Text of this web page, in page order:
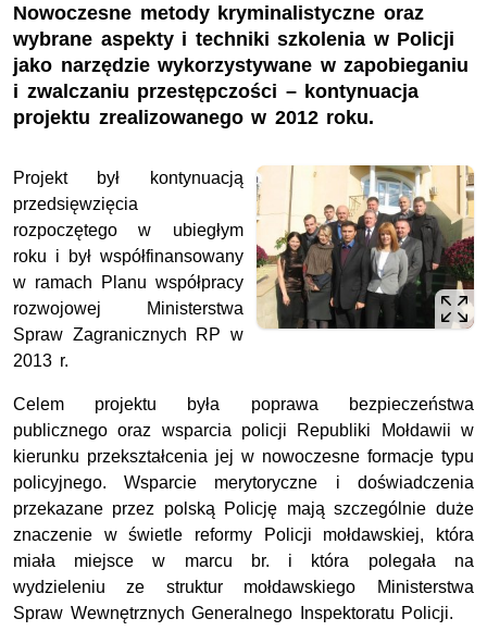
Nowoczesne metody kryminalistyczne oraz
wybrane aspekty i techniki szkolenia w Policji
jako narzędzie wykorzystywane w zapobieganiu
i zwalczaniu przestępczości – kontynuacja
projektu zrealizowanego w 2012 roku.
Projekt był kontynuacją
przedsięwzięcia
rozpoczętego w ubiegłym
roku i był współfinansowany
w ramach Planu współpracy
rozwojowej Ministerstwa
Spraw Zagranicznych RP w
2013 r.
Celem projektu była poprawa bezpieczeństwa
publicznego oraz wsparcia policji Republiki Mołdawii w
kierunku przekształcenia jej w nowoczesne formacje typu
policyjnego. Wsparcie merytoryczne i doświadczenia
przekazane przez polską Policję mają szczególnie duże
znaczenie w świetle reformy Policji mołdawskiej, która
miała miejsce w marcu br. i która polegała na
wydzieleniu ze struktur mołdawskiego Ministerstwa
Spraw Wewnętrznych Generalnego Inspektoratu Policji.